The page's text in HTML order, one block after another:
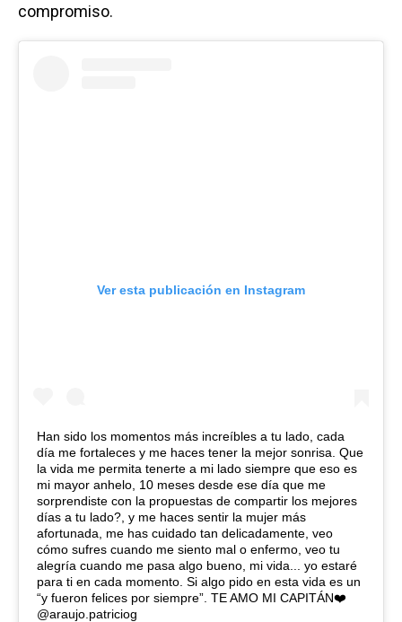
compromiso.
Ver esta publicación en Instagram
Han sido los momentos más increíbles a tu lado, cada
día me fortaleces y me haces tener la mejor sonrisa. Que
la vida me permita tenerte a mi lado siempre que eso es
mi mayor anhelo, 10 meses desde ese día que me
sorprendiste con la propuestas de compartir los mejores
días a tu lado?, y me haces sentir la mujer más
afortunada, me has cuidado tan delicadamente, veo
cómo sufres cuando me siento mal o enfermo, veo tu
alegría cuando me pasa algo bueno, mi vida... yo estaré
para ti en cada momento. Si algo pido en esta vida es un
“y fueron felices por siempre”. TE AMO MI CAPITÁN❤️
@araujo.patriciog